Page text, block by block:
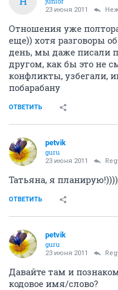
23 июня 2011
Отношения уже
еще)) хотя разговоры
день, мы даже писали
другом, как бы это не
конфликты, узбегали,
побарабану
ОТВЕТИТЬ
petvik
guru
23 июня 2011
Татьяна, я
ОТВЕТИТЬ
petvik
guru
23 июня 2011
Давайте там и
кодовое имя/слово?